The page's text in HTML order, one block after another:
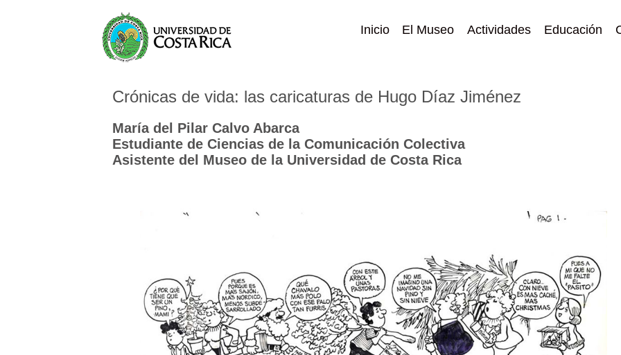
Inicio El Museo Actividades Educación
Crónicas de vida: las caricaturas de Hugo Díaz Jiménez
María del Pilar Calvo Abarca
Estudiante de Ciencias de la Comunicación Colectiva
Asistente del Museo de la Universidad de Costa Rica